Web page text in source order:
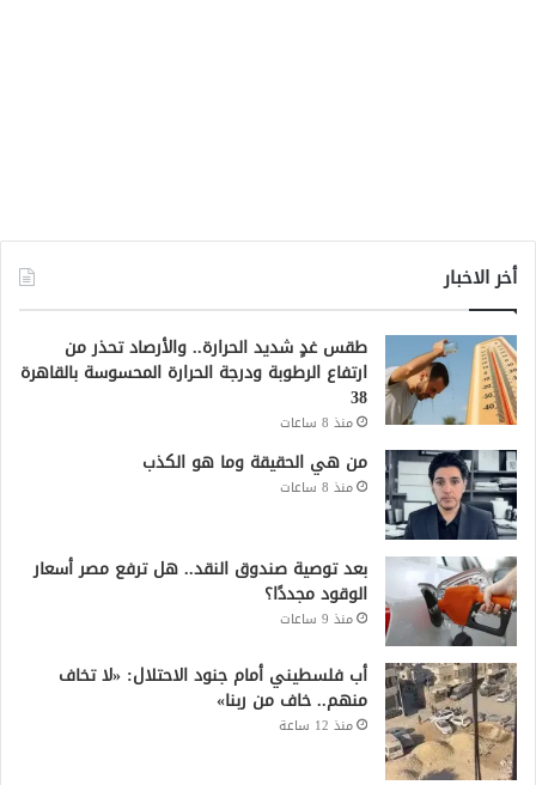
أخر الاخبار
طقس غدٍ شديد الحرارة.. والأرصاد تحذر من
ارتفاع الرطوبة ودرجة الحرارة المحسوسة بالقاهرة
38
منذ 8 ساعات
من هي الحقيقة وما هو الكذب
منذ 8 ساعات
بعد توصية صندوق النقد.. هل ترفع مصر أسعار
الوقود مجددًا؟
منذ 9 ساعات
أب فلسطيني أمام جنود الاحتلال: «لا تخاف
منهم.. خاف من ربنا»
منذ 12 ساعة